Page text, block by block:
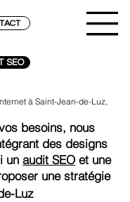
SEO
Luz
à Saint-Jean-de-Luz,
besoins, nous
des designs
unaudit SEO et une
une stratégie